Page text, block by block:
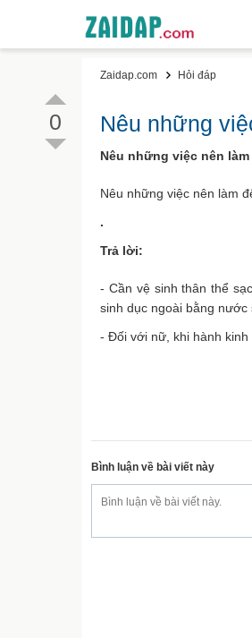
Zaidap.com Hỏi đáp
Nêu những
Nêu những việc nên
Nêu những việc nên làm
.
Trả lời:
- Cần vệ sinh thân thể
sinh dục ngoài bằng nước
- Đối với nữ, khi hành kinh
Bình luận về bài viết này
0